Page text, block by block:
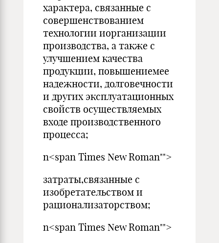
характера, связанные с
совершенствованием
технологии иорганизации
производства, а также с
улучшением качества
продукции, повышениемее
надежности, долговечности
и других эксплуатационных
свойств осуществляемых
входе производственного
процесса;
n<span Times New Roman"">
затраты,связанные с
изобретательством и
рационализаторством;
n<span Times New Roman"">